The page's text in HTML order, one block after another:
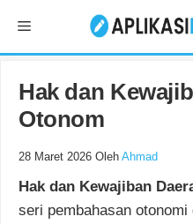
isi
Menu
Hak dan
Otonom
28 Maret 2026 Oleh Ahmad
Hak dan Kewajiban
seri pembahasan